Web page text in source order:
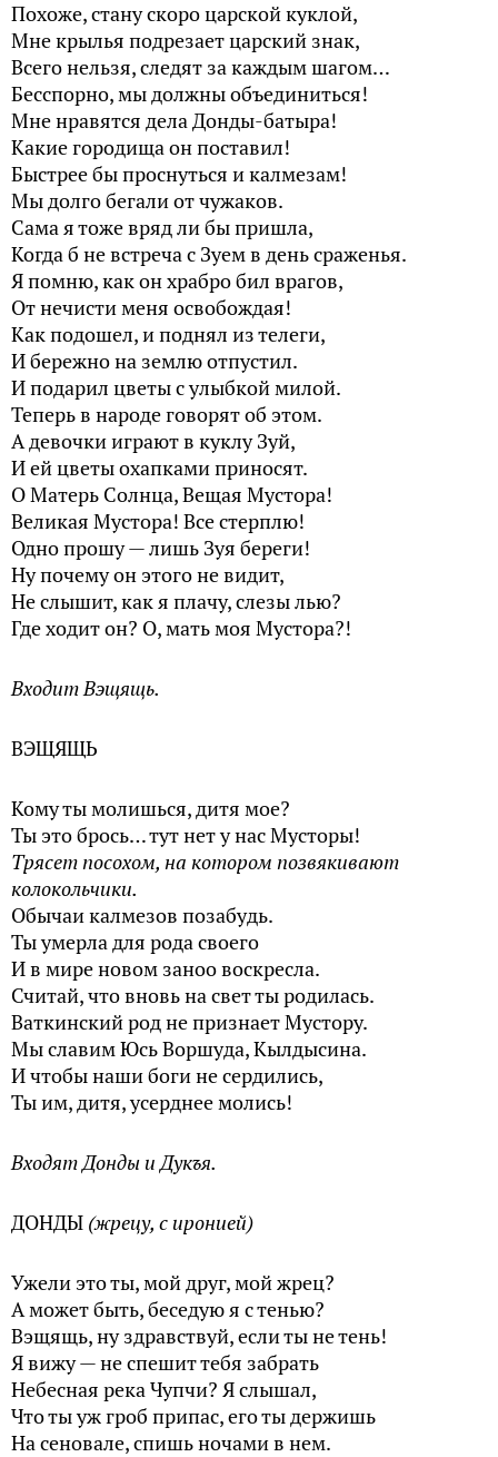
Похоже, стану скоро царской куклой,
Мне крылья подрезает царский знак,
Всего нельзя, следят за каждым шагом…
Бесспорно, мы должны объединиться!
Мне нравятся дела Донды-батыра!
Какие городища он поставил!
Быстрее бы проснуться и калмезам!
Мы долго бегали от чужаков.
Сама я тоже вряд ли бы пришла,
Когда б не встреча с Зуем в день сраженья.
Я помню, как он храбро бил врагов,
От нечисти меня освобождая!
Как подошел, и поднял из телеги,
И бережно на землю отпустил.
И подарил цветы с улыбкой милой.
Теперь в народе говорят об этом.
А девочки играют в куклу Зуй,
И ей цветы охапками приносят.
О Матерь Солнца, Вещая Мустора!
Великая Мустора! Все стерплю!
Одно прошу — лишь Зуя береги!
Ну почему он этого не видит,
Не слышит, как я плачу, слезы лью?
Где ходит он? О, мать моя Мустора?!
Входит Вэщящь.
ВЭЩЯЩЬ
Кому ты молишься, дитя мое?
Ты это брось… тут нет у нас Мусторы!
Трясет посохом, на котором позвякивают
колокольчики.
Обычаи калмезов позабудь.
Ты умерла для рода своего
И в мире новом заноо воскресла.
Считай, что вновь на свет ты родилась.
Ваткинский род не признает Мустору.
Мы славим Юсь Воршуда, Кылдысина.
И чтобы наши боги не сердились,
Ты им, дитя, усерднее молись!
Входят Донды и Дукъя.
ДОНДЫ (жрецу, с иронией)
Ужели это ты, мой друг, мой жрец?
А может быть, беседую я с тенью?
Вэщящь, ну здравствуй, если ты не тень!
Я вижу — не спешит тебя забрать
Небесная река Чупчи? Я слышал,
Что ты уж гроб припас, его ты держишь
На сеновале, спишь ночами в нем.